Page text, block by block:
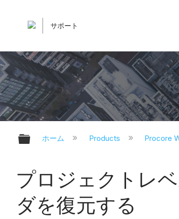
サポート
グローバル階層を展開/折
ホーム Products Procore
プロジェクトレ
ダを復元する